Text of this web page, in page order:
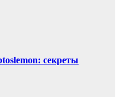
секреты